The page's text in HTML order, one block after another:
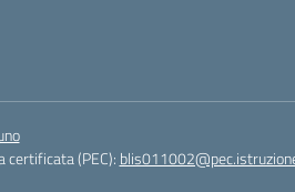
certificata (PEC):